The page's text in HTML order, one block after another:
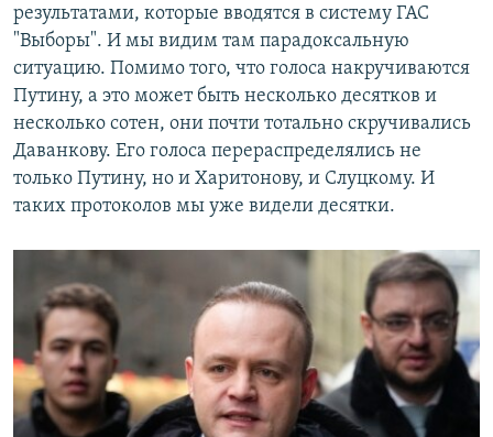
результатами, которые вводятся в систему ГАС
"Выборы". И мы видим там парадоксальную
ситуацию. Помимо того, что голоса накручиваются
Путину, а это может быть несколько десятков и
несколько сотен, они почти тотально скручивались
Даванкову. Его голоса перераспределялись не
только Путину, но и Харитонову, и Слуцкому. И
таких протоколов мы уже видели десятки.